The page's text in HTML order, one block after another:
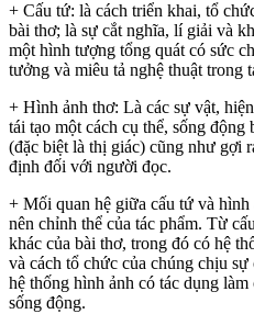
+ Cấu tứ: là cách triển khai, tổ
bài thơ; là sự cắt nghĩa, lí giải và
một hình tượng tổng quát có sức
tưởng và miêu tả nghệ thuật trong
+ Hình ảnh thơ: Là các sự vật,
tái tạo một cách cụ thể, sống
(đặc biệt là thị giác) cũng như gợi
định đối với người đọc.
+ Mối quan hệ giữa cấu tứ và
nên chỉnh thể của tác phẩm. Từ
khác của bài thơ, trong đó có hệ
và cách tổ chức của chúng chịu
hệ thống hình ảnh có tác dụng
sống động.